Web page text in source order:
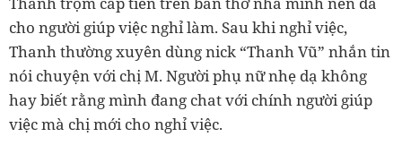
cho người giúp việc nghỉ làm. Sau khi nghỉ việc,
Thanh thường xuyên dùng nick “Thanh Vũ” nhắn tin
nói chuyện với chị M. Người phụ nữ nhẹ dạ không
hay biết rằng mình đang chat với chính người giúp
việc mà chị mới cho nghỉ việc.